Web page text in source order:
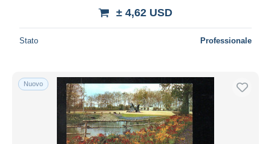
± 4,62 USD
Stato Professionale
Nuovo